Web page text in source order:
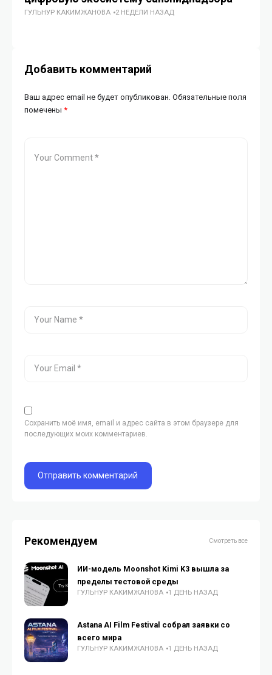
ГУЛЬНУР КАКИМЖАНОВА 2 НЕДЕЛИ НАЗАД
Добавить комментарий
Ваш адрес email не будет опубликован. Обязательные поля
помечены *
Сохранить моё имя, email и адрес сайта в этом браузере для
последующих моих комментариев.
Рекомендуем Смотреть все
ИИ-модель Moonshot Kimi K3 вышла за
пределы тестовой среды
ГУЛЬНУР КАКИМЖАНОВА 1 ДЕНЬ НАЗАД
Astana AI Film Festival собрал заявки со
всего мира
ГУЛЬНУР КАКИМЖАНОВА 1 ДЕНЬ НАЗАД